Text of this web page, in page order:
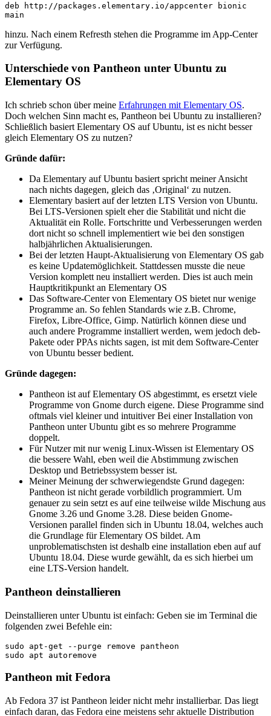
deb http://packages.elementary.io/appcenter bionic
main
hinzu. Nach einem Refresth stehen die Programme im App-Center
zur Verfügung.
Unterschiede von Pantheon unter Ubuntu zu
Elementary OS
Ich schrieb schon über meine Erfahrungen mit Elementary OS.
Doch welchen Sinn macht es, Pantheon bei Ubuntu zu installieren?
Schließlich basiert Elementary OS auf Ubuntu, ist es nicht besser
gleich Elementary OS zu nutzen?
Gründe dafür:
Da Elementary auf Ubuntu basiert spricht meiner Ansicht
nach nichts dagegen, gleich das ‚Original‘ zu nutzen.
Elementary basiert auf der letzten LTS Version von Ubuntu.
Bei LTS-Versionen spielt eher die Stabilität und nicht die
Aktualität ein Rolle. Fortschritte und Verbesserungen werden
dort nicht so schnell implementiert wie bei den sonstigen
halbjährlichen Aktualisierungen.
Bei der letzten Haupt-Aktualisierung von Elementary OS gab
es keine Updatemöglichkeit. Stattdessen musste die neue
Version komplett neu installiert werden. Dies ist auch mein
Hauptkritikpunkt an Elementary OS
Das Software-Center von Elementary OS bietet nur wenige
Programme an. So fehlen Standards wie z.B. Chrome,
Firefox, Libre-Office, Gimp. Natürlich können diese und
auch andere Programme installiert werden, wem jedoch deb-
Pakete oder PPAs nichts sagen, ist mit dem Software-Center
von Ubuntu besser bedient.
Gründe dagegen:
Pantheon ist auf Elementary OS abgestimmt, es ersetzt viele
Programme von Gnome durch eigene. Diese Programme sind
oftmals viel kleiner und intuitiver Bei einer Installation von
Pantheon unter Ubuntu gibt es so mehrere Programme
doppelt.
Für Nutzer mit nur wenig Linux-Wissen ist Elementary OS
die bessere Wahl, eben weil die Abstimmung zwischen
Desktop und Betriebssystem besser ist.
Meiner Meinung der schwerwiegendste Grund dagegen:
Pantheon ist nicht gerade vorbildlich programmiert. Um
genauer zu sein setzt es auf eine teilweise wilde Mischung aus
Gnome 3.26 und Gnome 3.28. Diese beiden Gnome-
Versionen parallel finden sich in Ubuntu 18.04, welches auch
die Grundlage für Elementary OS bildet. Am
unproblematischsten ist deshalb eine installation eben auf auf
Ubuntu 18.04. Diese wurde gewählt, da es sich hierbei um
eine LTS-Version handelt.
Pantheon deinstallieren
Deinstallieren unter Ubuntu ist einfach: Geben sie im Terminal die
folgenden zwei Befehle ein:
sudo apt-get --purge remove pantheon
sudo apt autoremove
Pantheon mit Fedora
Ab Fedora 37 ist Pantheon leider nicht mehr installierbar. Das liegt
einfach daran, das Fedora eine meistens sehr aktuelle Distribution